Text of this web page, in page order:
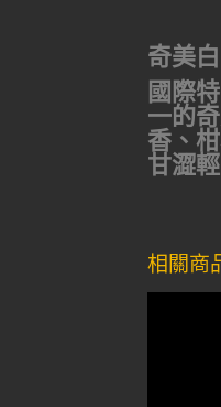
奇美
國際
一的
香、
甘澀
相關商